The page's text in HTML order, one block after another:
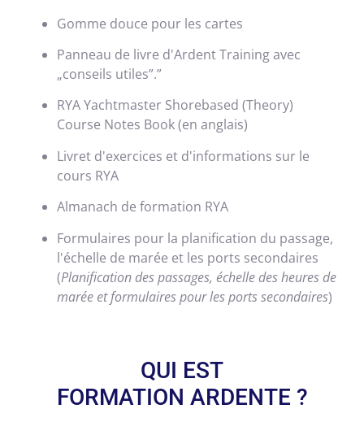
Gomme douce pour les cartes
Panneau de livre d'Ardent Training avec
„conseils utiles”.”
RYA Yachtmaster Shorebased (Theory)
Course Notes Book (en anglais)
Livret d'exercices et d'informations sur le
cours RYA
Almanach de formation RYA
Formulaires pour la planification du passage,
l'échelle de marée et les ports secondaires
(Planification des passages, échelle des heures de
marée et formulaires pour les ports secondaires)
QUI EST
FORMATION ARDENTE ?